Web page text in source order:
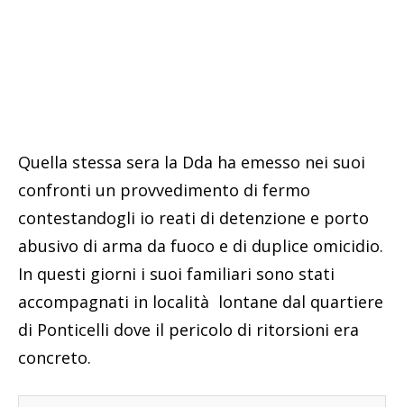
Quella stessa sera la Dda ha emesso nei suoi
confronti un provvedimento di fermo
contestandogli io reati di detenzione e porto
abusivo di arma da fuoco e di duplice omicidio.
In questi giorni i suoi familiari sono stati
accompagnati in località lontane dal quartiere
di Ponticelli dove il pericolo di ritorsioni era
concreto.